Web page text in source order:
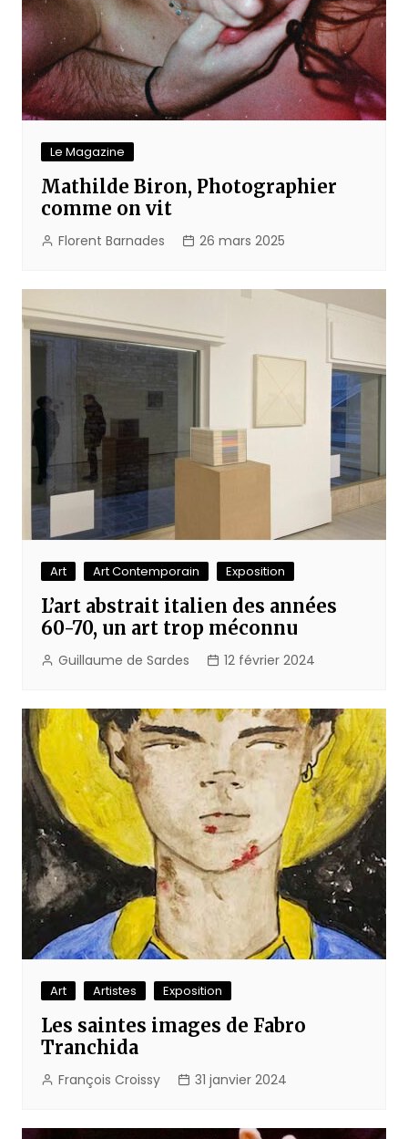
Le Magazine
Mathilde Biron, Photographier
comme on vit
Florent Barnades 26 mars 2025
Art Art Contemporain Exposition
L’art abstrait italien des années
60-70, un art trop méconnu
Guillaume de Sardes 12 février 2024
Art Artistes Exposition
Les saintes images de Fabro
Tranchida
François Croissy 31 janvier 2024